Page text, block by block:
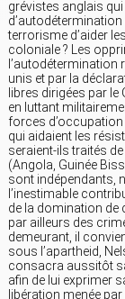
grévistes anglais
terrorisme d’aider
coloniale ? Les
l’autodétermination
unis et par la
libres dirigées par le
en luttant
forces d’occupation
qui aidaient les
seraient-ils traités
(Angola, Guinée
sont indépendants,
l’inestimable
de la domination
par ailleurs des
demeurant, il
sous l’apartheid,
consacra aussitôt
afin de lui exprimer
libération menée